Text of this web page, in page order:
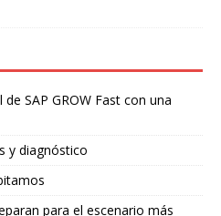
SAP GROW Fast con una
y diagnóstico
para el escenario más